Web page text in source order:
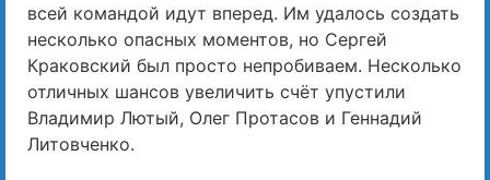
всей командой идут вперед. Им удалось создать
несколько опасных моментов, но Сергей
Краковский был просто непробиваем. Несколько
отличных шансов увеличить счёт упустили
Владимир Лютый, Олег Протасов и Геннадий
Литовченко.